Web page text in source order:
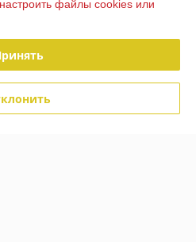
файлы cookies или